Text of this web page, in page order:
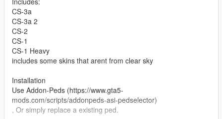
CS-3a
CS-3a 2
CS-2
CS-1
CS-1 Heavy
includes some skins that arent from clear sky
Installation
Use Addon-Peds (https://www.gta5-
mods.com/scripts/addonpeds-asi-pedselector)
, Or simply replace a existing ped.